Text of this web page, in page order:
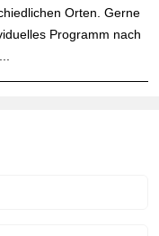
Orten. Gerne
Programm nach